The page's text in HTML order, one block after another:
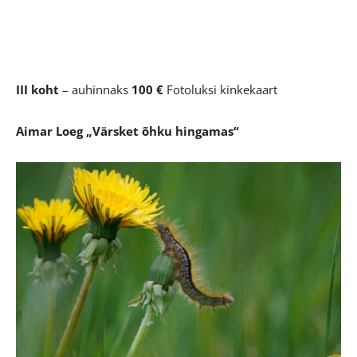
III koht – auhinnaks 100 € Fotoluksi kinkekaart
Aimar Loeg „Värsket õhku hingamas“